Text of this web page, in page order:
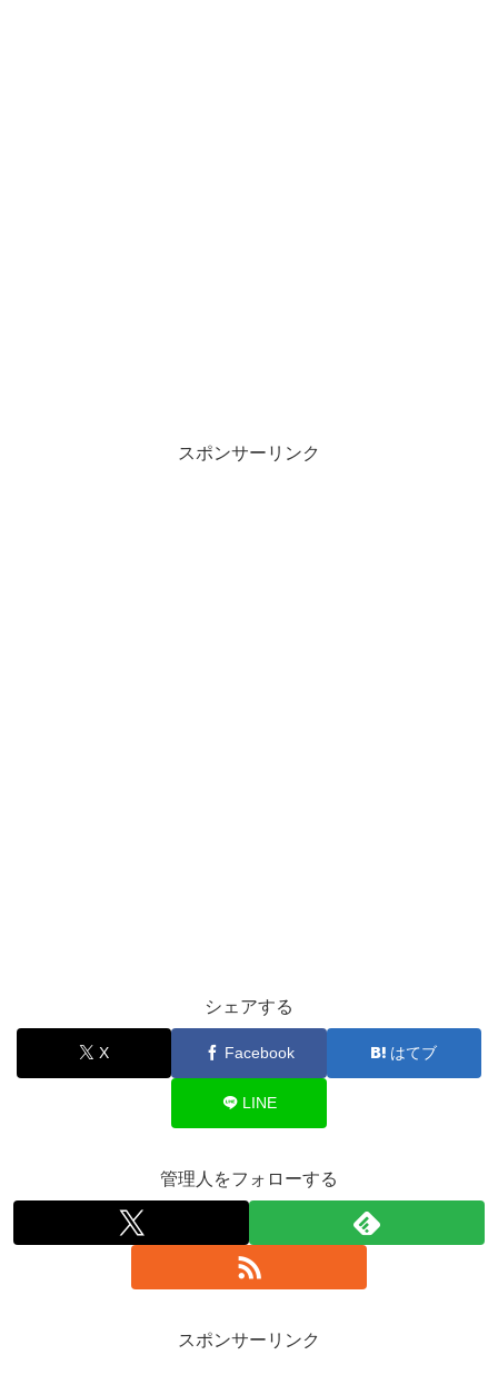
スポンサーリンク
シェアする
X Facebook はてブ
LINE
管理人をフォローする
スポンサーリンク